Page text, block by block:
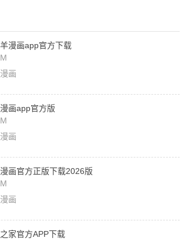
漫画app官方下载
画
画app官方版
画
画官方正版下载2026版
画
家官方APP下载